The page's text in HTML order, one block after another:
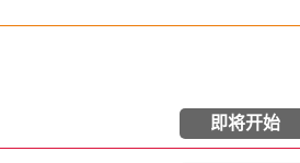
即将开始